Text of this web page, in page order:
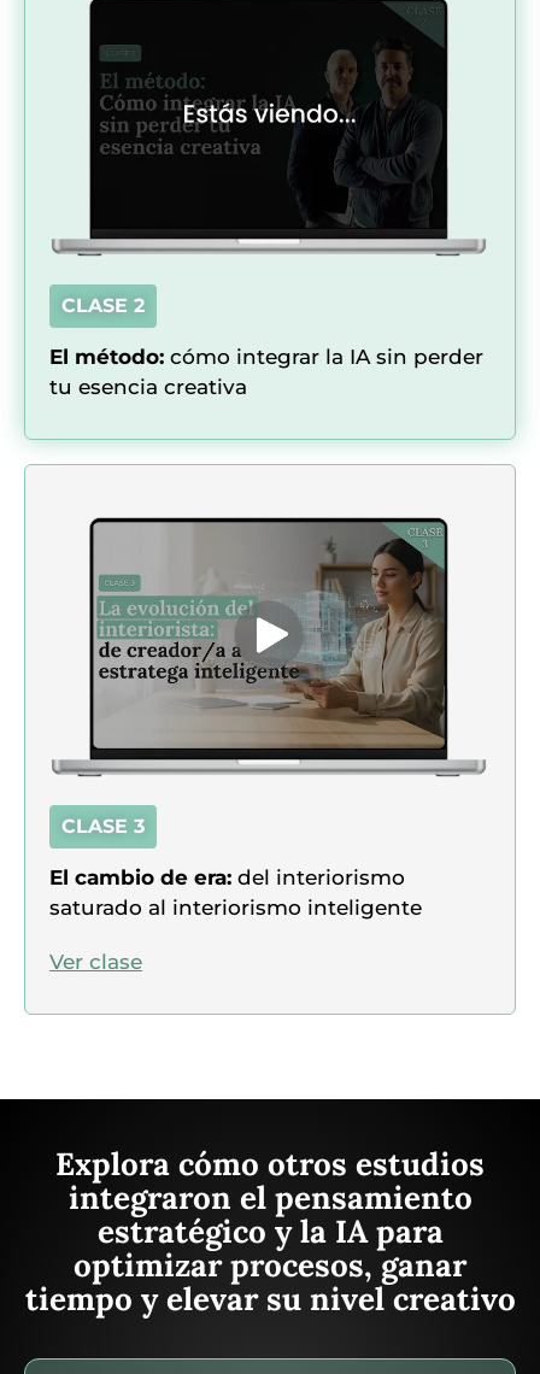
CLASE 2
El método: cómo integrar la IA sin perder
tu esencia creativa
CLASE 3
El cambio de era: del interiorismo
saturado al interiorismo inteligente
Ver clase
Explora cómo otros estudios
integraron el pensamiento
estratégico y la IA para
optimizar procesos, ganar
tiempo y elevar su nivel creativo